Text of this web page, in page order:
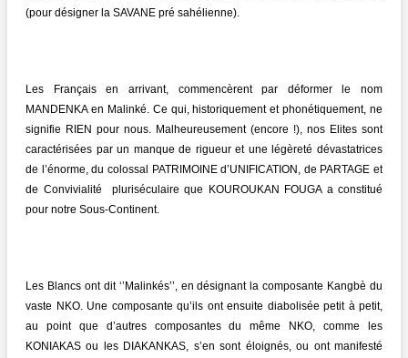
(pour désigner la SAVANE pré sahélienne).
Les Français en arrivant, commencèrent par déformer le nom
MANDENKA en Malinké. Ce qui, historiquement et phonétiquement, ne
signifie RIEN pour nous. Malheureusement (encore !), nos Elites sont
caractérisées par un manque de rigueur et une légèreté dévastatrices
de l’énorme, du colossal PATRIMOINE d’UNIFICATION, de PARTAGE et
de Convivialité pluriséculaire que KOUROUKAN FOUGA a constitué
pour notre Sous-Continent.
Les Blancs ont dit ‘’Malinkés’’, en désignant la composante Kangbè du
vaste NKO. Une composante qu’ils ont ensuite diabolisée petit à petit,
au point que d’autres composantes du même NKO, comme les
KONIAKAS ou les DIAKANKAS, s’en sont éloignés, ou ont manifesté